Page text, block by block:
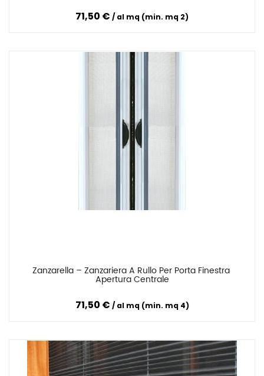
71,50 € al mq (min. mq 2)
Zanzarella – Zanzariera A Rullo Per Porta Finestra
Apertura Centrale
71,50 € al mq (min. mq 4)
Confronta